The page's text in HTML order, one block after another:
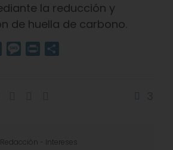
la reducción y
de huella de carbono.
Email Message
Print
Redacciòn - Intereses